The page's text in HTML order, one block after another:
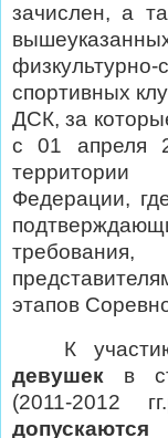
зачислен, а
спортивных
ДСК, за
с 01 апреля
Федерации,
этапов
К
девушек
в
(2011-2012
допускаются